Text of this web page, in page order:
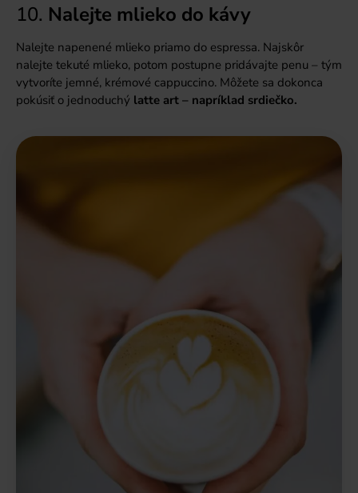
10. Nalejte mlieko do kávy
Nalejte napenené mlieko priamo do espressa. Najskôr
nalejte tekuté mlieko, potom postupne pridávajte penu – tým
vytvoríte jemné, krémové cappuccino. Môžete sa dokonca
pokúsiť o jednoduchý latte art – napríklad srdiečko.